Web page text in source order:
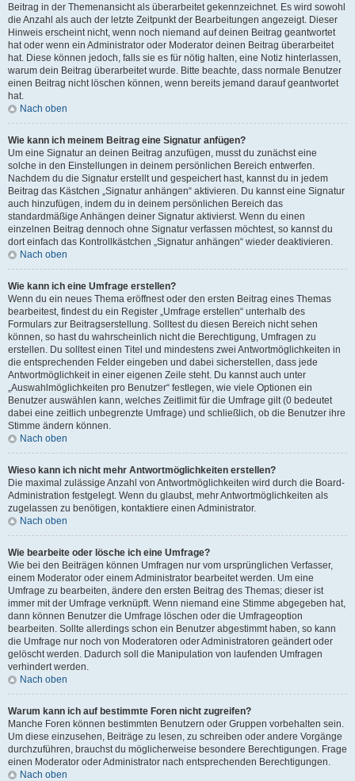
Beitrag in der Themenansicht als überarbeitet gekennzeichnet. Es wird sowohl
die Anzahl als auch der letzte Zeitpunkt der Bearbeitungen angezeigt. Dieser
Hinweis erscheint nicht, wenn noch niemand auf deinen Beitrag geantwortet
hat oder wenn ein Administrator oder Moderator deinen Beitrag überarbeitet
hat. Diese können jedoch, falls sie es für nötig halten, eine Notiz hinterlassen,
warum dein Beitrag überarbeitet wurde. Bitte beachte, dass normale Benutzer
einen Beitrag nicht löschen können, wenn bereits jemand darauf geantwortet
hat.
Nach oben
Wie kann ich meinem Beitrag eine Signatur anfügen?
Um eine Signatur an deinen Beitrag anzufügen, musst du zunächst eine
solche in den Einstellungen in deinem persönlichen Bereich entwerfen.
Nachdem du die Signatur erstellt und gespeichert hast, kannst du in jedem
Beitrag das Kästchen „Signatur anhängen“ aktivieren. Du kannst eine Signatur
auch hinzufügen, indem du in deinem persönlichen Bereich das
standardmäßige Anhängen deiner Signatur aktivierst. Wenn du einen
einzelnen Beitrag dennoch ohne Signatur verfassen möchtest, so kannst du
dort einfach das Kontrollkästchen „Signatur anhängen“ wieder deaktivieren.
Nach oben
Wie kann ich eine Umfrage erstellen?
Wenn du ein neues Thema eröffnest oder den ersten Beitrag eines Themas
bearbeitest, findest du ein Register „Umfrage erstellen“ unterhalb des
Formulars zur Beitragserstellung. Solltest du diesen Bereich nicht sehen
können, so hast du wahrscheinlich nicht die Berechtigung, Umfragen zu
erstellen. Du solltest einen Titel und mindestens zwei Antwortmöglichkeiten in
die entsprechenden Felder eingeben und dabei sicherstellen, dass jede
Antwortmöglichkeit in einer eigenen Zeile steht. Du kannst auch unter
„Auswahlmöglichkeiten pro Benutzer“ festlegen, wie viele Optionen ein
Benutzer auswählen kann, welches Zeitlimit für die Umfrage gilt (0 bedeutet
dabei eine zeitlich unbegrenzte Umfrage) und schließlich, ob die Benutzer ihre
Stimme ändern können.
Nach oben
Wieso kann ich nicht mehr Antwortmöglichkeiten erstellen?
Die maximal zulässige Anzahl von Antwortmöglichkeiten wird durch die Board-
Administration festgelegt. Wenn du glaubst, mehr Antwortmöglichkeiten als
zugelassen zu benötigen, kontaktiere einen Administrator.
Nach oben
Wie bearbeite oder lösche ich eine Umfrage?
Wie bei den Beiträgen können Umfragen nur vom ursprünglichen Verfasser,
einem Moderator oder einem Administrator bearbeitet werden. Um eine
Umfrage zu bearbeiten, ändere den ersten Beitrag des Themas; dieser ist
immer mit der Umfrage verknüpft. Wenn niemand eine Stimme abgegeben hat,
dann können Benutzer die Umfrage löschen oder die Umfrageoption
bearbeiten. Sollte allerdings schon ein Benutzer abgestimmt haben, so kann
die Umfrage nur noch von Moderatoren oder Administratoren geändert oder
gelöscht werden. Dadurch soll die Manipulation von laufenden Umfragen
verhindert werden.
Nach oben
Warum kann ich auf bestimmte Foren nicht zugreifen?
Manche Foren können bestimmten Benutzern oder Gruppen vorbehalten sein.
Um diese einzusehen, Beiträge zu lesen, zu schreiben oder andere Vorgänge
durchzuführen, brauchst du möglicherweise besondere Berechtigungen. Frage
einen Moderator oder Administrator nach entsprechenden Berechtigungen.
Nach oben